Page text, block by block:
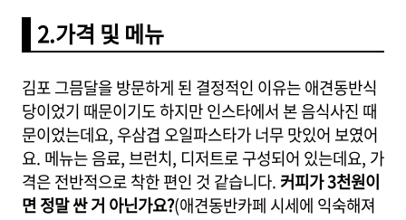
2.가격 및 메뉴
김포 그믐달을 방문하게 된 결정적인 이유는 애견동반식
당이었기 때문이기도 하지만 인스타에서 본 음식사진 때
문이었는데요, 우삼겹 오일파스타가 너무 맛있어 보였어
요. 메뉴는 음료, 브런치, 디저트로 구성되어 있는데요, 가
격은 전반적으로 착한 편인 것 같습니다. 커피가 3천원이
면 정말 싼 거 아닌가요?(애견동반카페 시세에 익숙해져